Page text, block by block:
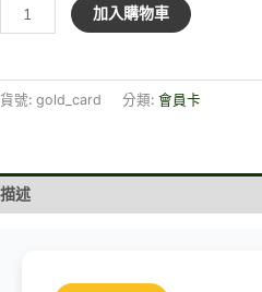
卡
員
數
加入購物車
貨號: gold_card 分類: 會員卡
描述